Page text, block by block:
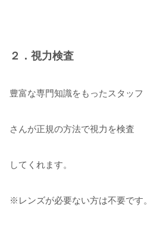
２．視力検査
豊富な専門知識をもったスタッフ
さんが正規の方法で視力を検査
してくれます。
※レンズが必要ない方は不要です。